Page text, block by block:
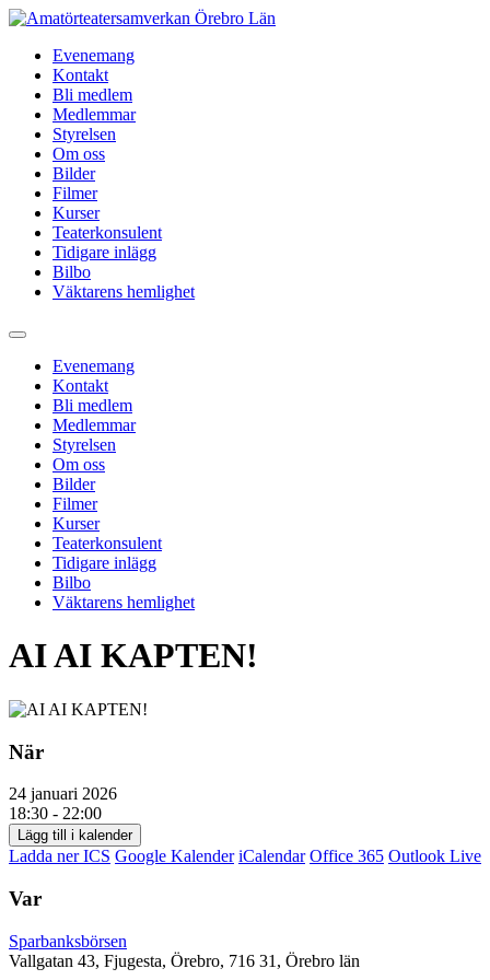
Hoppa
innehållEvenemang
Kontakt
Bli medlem
Medlemmar
Styrelsen
Om oss
Bilder
Filmer
Kurser
Teaterkonsulent
Tidigare inlägg
Bilbo
Väktarens hemlighet
Evenemang
Kontakt
Bli medlem
Medlemmar
Styrelsen
Om oss
Bilder
Filmer
Kurser
Teaterkonsulent
Tidigare inlägg
Bilbo
Väktarens hemlighet
AI AI KAPTEN!
När
24 januari 2026
18:30 - 22:00
Lägg till i kalender
Ladda ner ICS Google Kalender iCalendar Office 365 Outlook Live
Var
Sparbanksbörsen
Vallgatan 43, Fjugesta, Örebro, 716 31, Örebro län